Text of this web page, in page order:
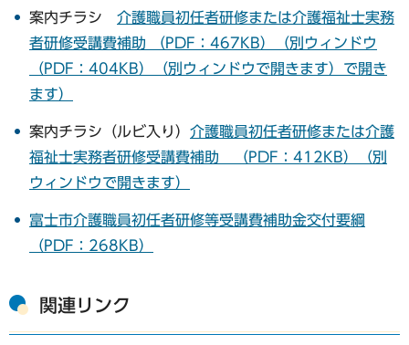
案内チラシ 介護職員初任者研修または介護福祉士実務
者研修受講費補助 （PDF：467KB）（別ウィンドウ
（PDF：404KB）（別ウィンドウで開きます） で開き
ます）
案内チラシ（ルビ入り） 介護職員初任者研修または介護
福祉士実務者研修受講費補助 （PDF：412KB）（別
ウィンドウで開きます）
富士市介護職員初任者研修等受講費補助金交付要綱
（PDF：268KB）
関連リンク